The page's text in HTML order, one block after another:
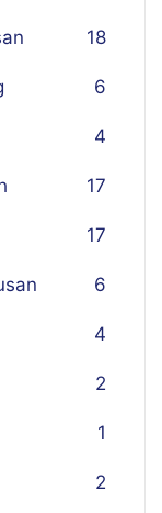
18
6
4
17
17
6
4
2
1
2